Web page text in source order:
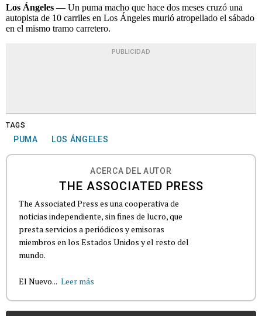
Los Ángeles — Un puma macho que hace dos meses cruzó una
autopista de 10 carriles en Los Ángeles murió atropellado el sábado
en el mismo tramo carretero.
PUBLICIDAD
TAGS
PUMA LOS ÁNGELES
ACERCA DEL AUTOR
THE ASSOCIATED PRESS
The Associated Press es una cooperativa de
noticias independiente, sin fines de lucro, que
presta servicios a periódicos y emisoras
miembros en los Estados Unidos y el resto del
mundo.
El Nuevo... Leer más